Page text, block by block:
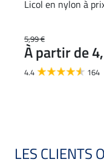
Licol en nylon à
5,99 €
À partir de
4.4 164
LES CLIENTS